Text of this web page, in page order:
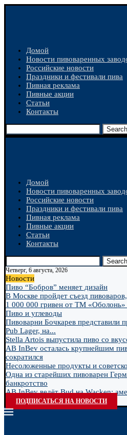
Домой
Новости пивоваренных
Российские новости
Праздники и фестивали пива
Пивная реклама
Пивные акции
Статьи
Контакты
Search
Домой
Новости пивоваренных
Российские новости
Праздники и фестивали пива
Пивная реклама
Пивные акции
Статьи
Контакты
Search
Четверг, 6 августа, 2026
Новости
Пиво “Бобров” меняет дизайн
В Москве пройдет съезд
1 000 000 гривен от ТМ «Оболонь»
Пиво и углеводы
Пивоварни Бочкарев представили
Pub Lager, на...
Stella Artois выпустила пиво со
AB InBev осталась крупнейшим
сократился
Несоложенные продукты и
Одна из старейших пивоварен
банкротство
AB InBev ведёт Bud на Wacken:
ПОДПИСАТЬСЯ НА НОВОСТИ